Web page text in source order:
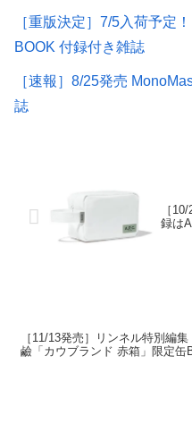
［重版決定］7/5入荷予定
BOOK 付録付き雑誌
［速報］8/25発売
誌
［
録は
［11/13発売］リンネル特別編
鹼「カウブランド 赤箱」限定缶